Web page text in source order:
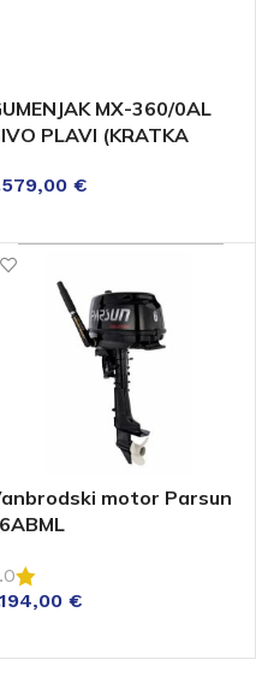
MX-360/0AL
PLAVI (KRATKA
€
motor Parsun
€